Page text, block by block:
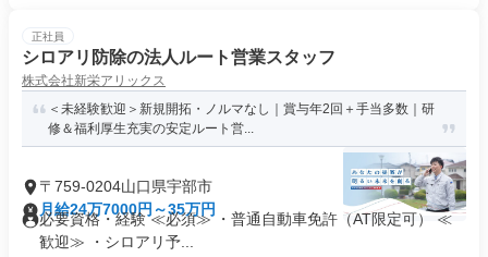
正社員
シロアリ防除の法人ルート営業スタッフ
株式会社新栄アリックス
＜未経験歓迎＞新規開拓・ノルマなし｜賞与年2回＋手当多数｜研
修＆福利厚生充実の安定ルート営...
〒759-0204山口県宇部市
月給24万7000円～35万円
必要資格・経験 ≪必須≫ ・普通自動車免許（AT限定可） ≪
歓迎≫ ・シロアリ予...